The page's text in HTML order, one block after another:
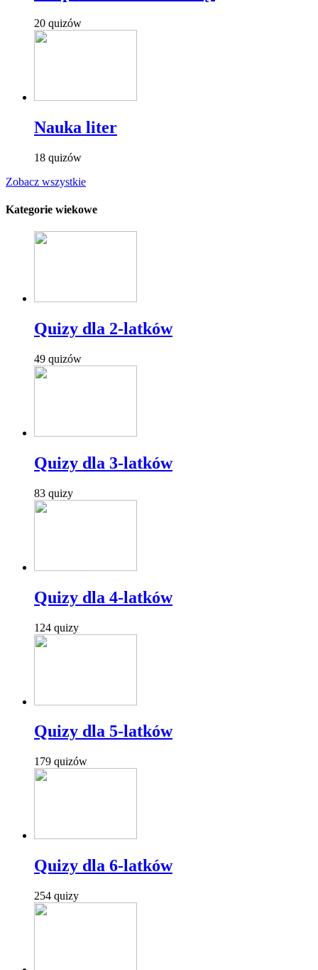
20 quizów
Nauka liter
18 quizów
Zobacz wszystkie
Kategorie wiekowe
Quizy dla 2-latków
49 quizów
Quizy dla 3-latków
83 quizy
Quizy dla 4-latków
124 quizy
Quizy dla 5-latków
179 quizów
Quizy dla 6-latków
254 quizy